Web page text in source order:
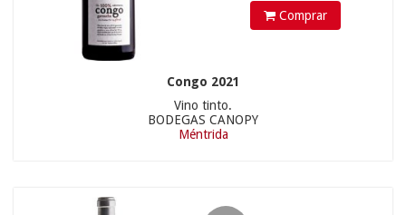
Comprar
Congo 2021
Vino tinto.
BODEGAS CANOPY
Méntrida